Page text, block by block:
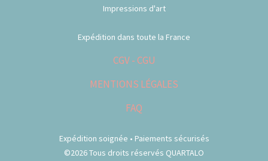
Impressions d'art
Expédition dans toute la France
CGV - CGU
MENTIONS LÉGALES
FAQ
Expédition soignée • Paiements sécurisés
©2026 Tous droits réservés QUARTALO